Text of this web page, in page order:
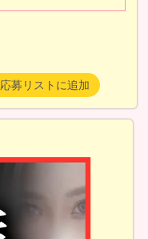
応募リストに追加